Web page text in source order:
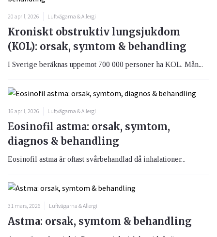
20 april, 2026 Luftvägarna & Allergi
Kroniskt obstruktiv lungsjukdom
(KOL): orsak, symtom & behandling
I Sverige beräknas uppemot 700 000 personer ha KOL. Mån...
16 april, 2026 Luftvägarna & Allergi
Eosinofil astma: orsak, symtom,
diagnos & behandling
Eosinofil astma är oftast svårbehandlad då inhalationer...
31 mars, 2026 Luftvägarna & Allergi
Astma: orsak, symtom & behandling